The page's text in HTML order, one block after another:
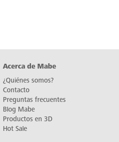
Acerca de Mabe
¿Quiénes somos?
Contacto
Preguntas frecuentes
Blog Mabe
Productos en 3D
Hot Sale